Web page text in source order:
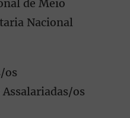
de Meio
Nacional
os
os